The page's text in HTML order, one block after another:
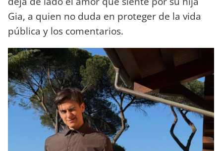
Gia, a quien no duda en proteger de la vida
pública y los comentarios.